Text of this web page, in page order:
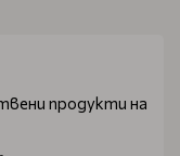
продукти на